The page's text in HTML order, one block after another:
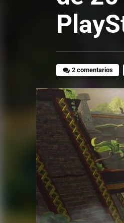
2 comentarios